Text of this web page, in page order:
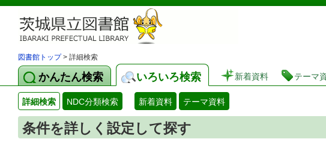
茨城県立
図書館トップ> 詳細検索
かんたん検索 いろいろ検索 新着資料 テーマ
詳細検索 NDC分類検索 新着資料 テーマ資料
条件を詳しく設定して探す